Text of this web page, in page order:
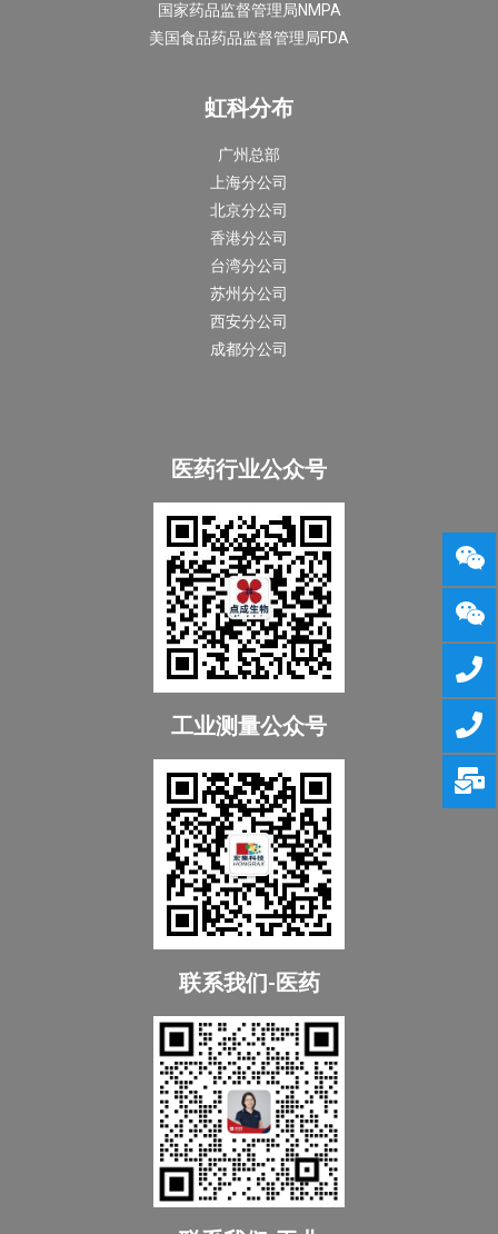
国家药品监督管理局NMPA
美国食品药品监督管理局FDA
虹科分布
广州总部
上海分公司
北京分公司
香港分公司
台湾分公司
苏州分公司
西安分公司
成都分公司
医药行业公众号
工业测量公众号
联系我们-医药